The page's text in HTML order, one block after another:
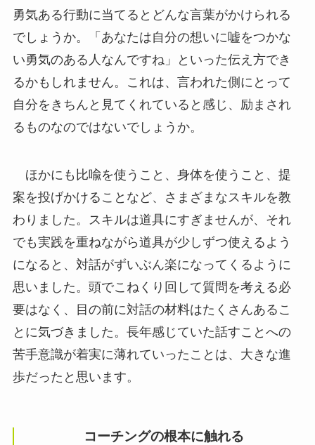
勇気ある行動に当てるとどんな言葉がかけられる
でしょうか。「あなたは自分の想いに嘘をつかな
い勇気のある人なんですね」といった伝え方でき
るかもしれません。これは、言われた側にとって
自分をきちんと見てくれていると感じ、励まされ
るものなのではないでしょうか。
ほかにも比喩を使うこと、身体を使うこと、提
案を投げかけることなど、さまざまなスキルを教
わりました。スキルは道具にすぎませんが、それ
でも実践を重ねながら道具が少しずつ使えるよう
になると、対話がずいぶん楽になってくるように
思いました。頭でこねくり回して質問を考える必
要はなく、目の前に対話の材料はたくさんあるこ
とに気づきました。長年感じていた話すことへの
苦手意識が着実に薄れていったことは、大きな進
歩だったと思います。
コーチングの根本に触れる